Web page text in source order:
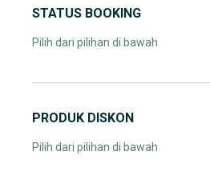
STATUS BOOKING
Pilih dari pilihan di bawah
PRODUK DISKON
Pilih dari pilihan di bawah